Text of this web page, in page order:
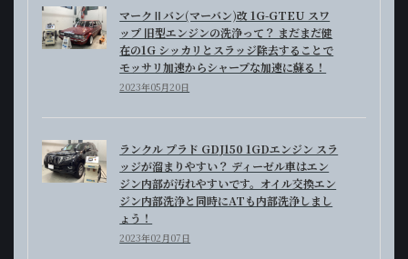
マークⅡバン(マーバン)改 1G-GTEU スワ
ップ 旧型エンジンの洗浄って？ まだまだ健
在の1G シッカリとスラッジ除去することで
モッサリ加速からシャープな加速に蘇る！
2023年05月20日
ランクル プラド GDJ150 1GDエンジン スラ
ッジが溜まりやすい？ ディーゼル車はエン
ジン内部が汚れやすいです。オイル交換エン
ジン内部洗浄と同時にATも内部洗浄しまし
ょう！
2023年02月07日